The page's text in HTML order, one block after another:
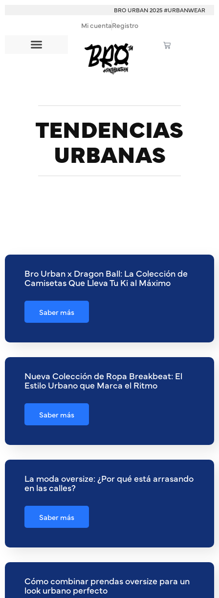
BRO URBAN 2025 #URBANWEAR
Mi cuentaRegistro
TENDENCIAS
URBANAS
Bro Urban x Dragon Ball: La Colección de
Camisetas Que Lleva Tu Ki al Máximo
Saber más
Nueva Colección de Ropa Breakbeat: El
Estilo Urbano que Marca el Ritmo
Saber más
La moda oversize: ¿Por qué está arrasando
en las calles?
Saber más
Cómo combinar prendas oversize para un
look urbano perfecto